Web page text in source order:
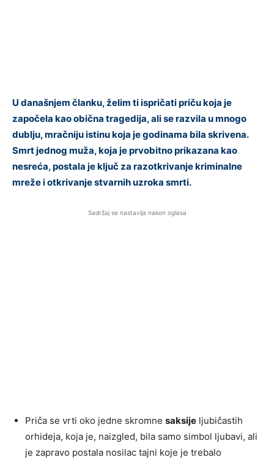
U današnjem članku, želim ti ispričati priču koja je
započela kao obična tragedija, ali se razvila u mnogo
dublju, mračniju istinu koja je godinama bila skrivena.
Smrt jednog muža, koja je prvobitno prikazana kao
nesreća, postala je ključ za razotkrivanje kriminalne
mreže i otkrivanje stvarnih uzroka smrti.
Sadržaj se nastavlja nakon oglasa
Priča se vrti oko jedne skromne saksije ljubičastih
orhideja, koja je, naizgled, bila samo simbol ljubavi, ali
je zapravo postala nosilac tajni koje je trebalo